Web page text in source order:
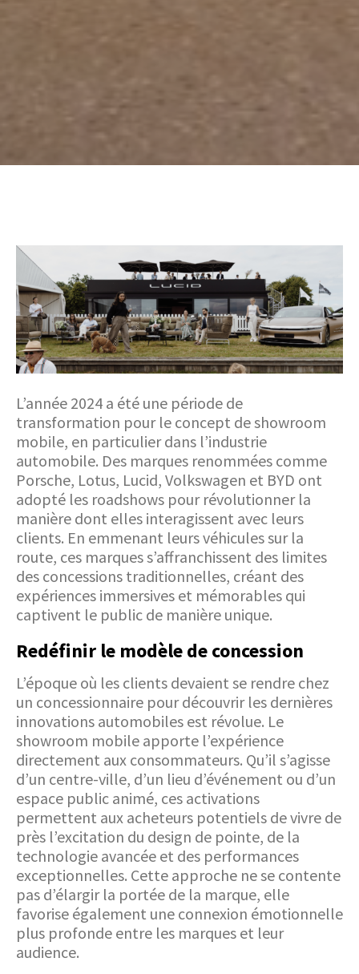
L’année 2024 a été une période de
transformation pour le concept de showroom
mobile, en particulier dans l’industrie
automobile. Des marques renommées comme
Porsche, Lotus, Lucid, Volkswagen et BYD ont
adopté les roadshows pour révolutionner la
manière dont elles interagissent avec leurs
clients. En emmenant leurs véhicules sur la
route, ces marques s’affranchissent des limites
des concessions traditionnelles, créant des
expériences immersives et mémorables qui
captivent le public de manière unique.
Redéfinir le modèle de concession
L’époque où les clients devaient se rendre chez
un concessionnaire pour découvrir les dernières
innovations automobiles est révolue. Le
showroom mobile apporte l’expérience
directement aux consommateurs. Qu’il s’agisse
d’un centre-ville, d’un lieu d’événement ou d’un
espace public animé, ces activations
permettent aux acheteurs potentiels de vivre de
près l’excitation du design de pointe, de la
technologie avancée et des performances
exceptionnelles. Cette approche ne se contente
pas d’élargir la portée de la marque, elle
favorise également une connexion émotionnelle
plus profonde entre les marques et leur
audience.